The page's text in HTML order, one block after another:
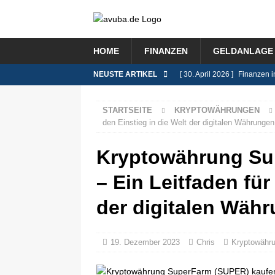
HOME FINANZEN GELDANLAGE
NEUSTE ARTIKEL [ 30. April 2026 ] Finanzen
Das
[ 26. November 2025 ]
BLOG
[ 8. Juli 2026 ]
STARTSEITE KRYPTOWÄHRUNGEN
den Einstieg in die Welt der digitalen Währungen
Kryptowährung
– Ein Leitfaden
der digitalen
19. Dezember 2023 Chris